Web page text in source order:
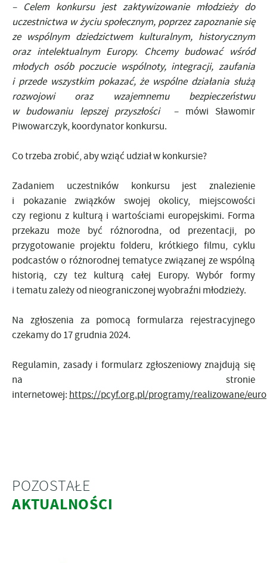
– Celem konkursu jest zaktywizowanie młodzieży do
uczestnictwa w życiu społecznym, poprzez zapoznanie się
ze wspólnym dziedzictwem kulturalnym, historycznym
oraz intelektualnym Europy. Chcemy budować wśród
młodych osób poczucie wspólnoty, integracji, zaufania
i przede wszystkim pokazać, że wspólne działania służą
rozwojowi oraz wzajemnemu bezpieczeństwu
w budowaniu lepszej przyszłości – mówi Sławomir
Piwowarczyk, koordynator konkursu.
Co trzeba zrobić, aby wziąć udział w konkursie?
Zadaniem uczestników konkursu jest znalezienie
i pokazanie związków swojej okolicy, miejscowości
czy regionu z kulturą i wartościami europejskimi. Forma
przekazu może być różnorodna, od prezentacji, po
przygotowanie projektu folderu, krótkiego filmu, cyklu
podcastów o różnorodnej tematyce związanej ze wspólną
historią, czy też kulturą całej Europy. Wybór formy
i tematu zależy od nieograniczonej wyobraźni młodzieży.
Na zgłoszenia za pomocą formularza rejestracyjnego
czekamy do 17 grudnia 2024.
Regulamin, zasady i formularz zgłoszeniowy znajdują się
na stronie
internetowej: https://pcyf.org.pl/programy/realizowane/
POZOSTAŁE
AKTUALNOŚCI